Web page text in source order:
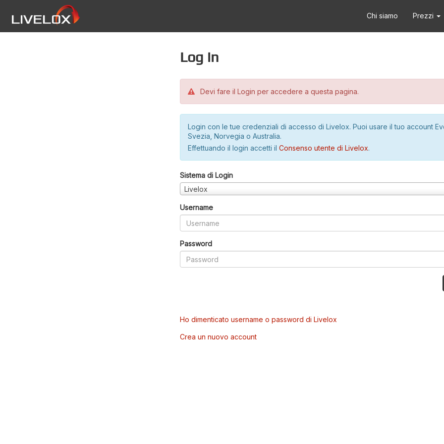
Chi siamo Prezzi
Log in
Devi fare il Login per accedere a questa pagina.
Login con le tue credenziali di accesso di Livelox. Puoi usare il tuo account
Svezia, Norvegia o Australia.
Effettuando il login accetti il Consenso utente di Livelox.
Sistema di Login
Livelox
Username
Password
Ho dimenticato username o password di Livelox
Crea un nuovo account